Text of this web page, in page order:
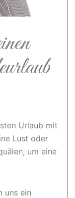
Urlaub mit
Lust oder
um eine
uns ein